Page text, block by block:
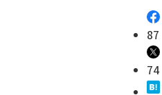
87
74